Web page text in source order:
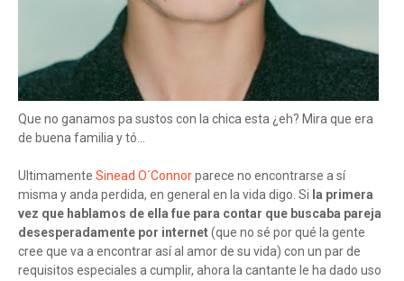
Que no ganamos pa sustos con la chica esta ¿eh? Mira que era
de buena familia y tó...
Ultimamente Sinead O´Connorparece no encontrarse a sí
misma y anda perdida, en general en la vida digo. Si la primera
vez que hablamos de ella fue para contar que buscaba pareja
desesperadamente por internet(que no sé por qué la gente
cree que va a encontrar así al amor de su vida) con un par de
requisitos especiales a cumplir, ahora la cantante le ha dado uso